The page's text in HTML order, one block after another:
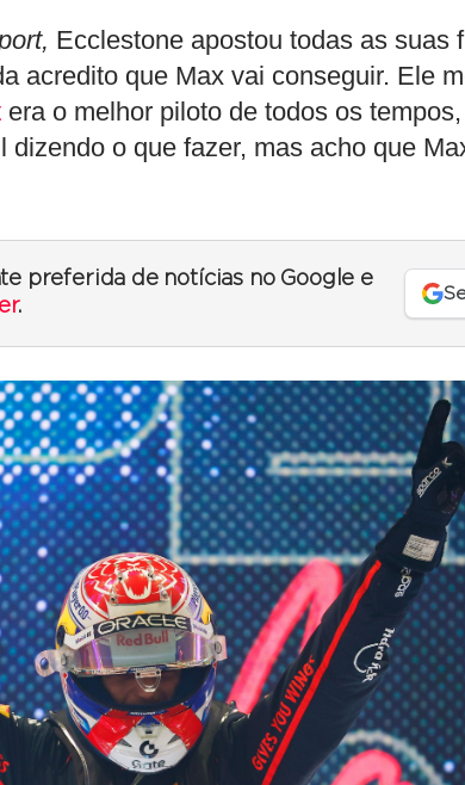
Ecclestone apostou todas as suas
acredito que Max vai conseguir. Ele
era o melhor piloto de todos os
o que fazer, mas acho que
preferida de notícias no Google e
.